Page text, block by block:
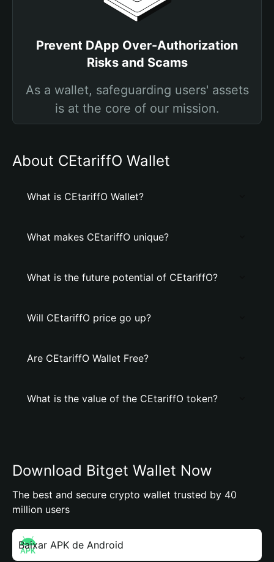
Prevent DApp Over-Authorization
Risks and Scams
As a wallet, safeguarding users' assets
is at the core of our mission.
About CEtariffO Wallet
What is CEtariffO Wallet?
What makes CEtariffO unique?
What is the future potential of CEtariffO?
Will CEtariffO price go up?
Are CEtariffO Wallet Free?
What is the value of the CEtariffO token?
Download Bitget Wallet Now
The best and secure crypto wallet trusted by 40
million users
Baixar APK de Android